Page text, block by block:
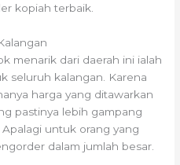
kopiah terbaik.
menarik dari daerah ini ialah
seluruh kalangan. Karena
harga yang ditawarkan
pastinya lebih gampang
untuk orang yang
dalam jumlah besar.